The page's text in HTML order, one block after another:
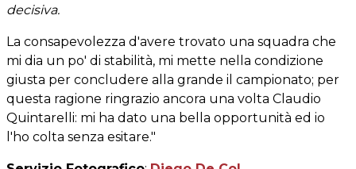
decisiva.
La consapevolezza d'avere trovato una squadra che
mi dia un po' di stabilità, mi mette nella condizione
giusta per concludere alla grande il campionato; per
questa ragione ringrazio ancora una volta Claudio
Quintarelli: mi ha dato una bella opportunità ed io
l'ho colta senza esitare."